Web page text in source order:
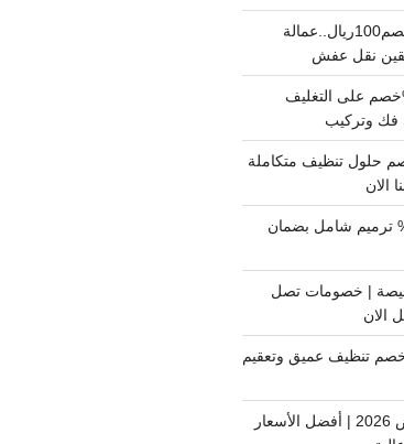
دينا نقل عفش شرق الرياض..خصم100ريال..عمالة
نقل عفش
نقل عفش بالخرج بـ45%خصم على التغليف
فك وتركيب
بالزلفي بـ35%خصم حلول تنظيف متكاملة
الان
ترميم الرياض خصم 40% ترميم شامل بضمان
| خصومات تصل
بالرياض بـ 40%خصم تنظيف عميق وتعقيم
ارخص شركة تنظيف في الرياض 2026 | أفضل الأسعار